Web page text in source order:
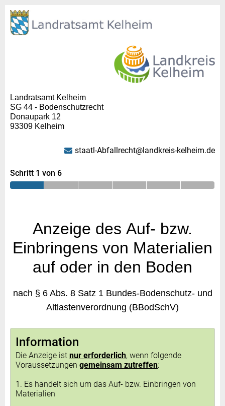
Landratsamt Kelheim
SG 44 - Bodenschutzrecht
Donaupark 12
93309 Kelheim
staatl-Abfallrecht@landkreis-kelheim.de
Schritt 1 von 6
Anzeige des Auf- bzw.
Einbringens von Materialien
auf oder in den Boden
nach § 6 Abs. 8 Satz 1 Bundes-Bodenschutz- und
Altlastenverordnung (BBodSchV)
Information
Die Anzeige ist nur erforderlich, wenn folgende
Voraussetzungen gemeinsam zutreffen:
1. Es handelt sich um das Auf- bzw. Einbringen von
Materialien